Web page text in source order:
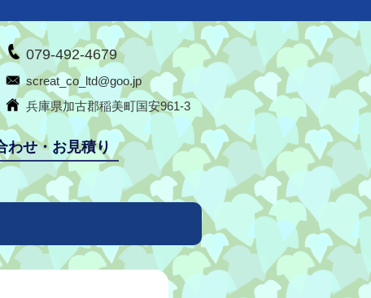
079-492-4679
screat_co_ltd@goo.jp
兵庫県加古郡稲美町国安961-3
わせ・お見積り